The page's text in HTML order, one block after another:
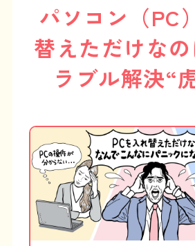
パソコン（PC
替えただけな
ラブル解決“